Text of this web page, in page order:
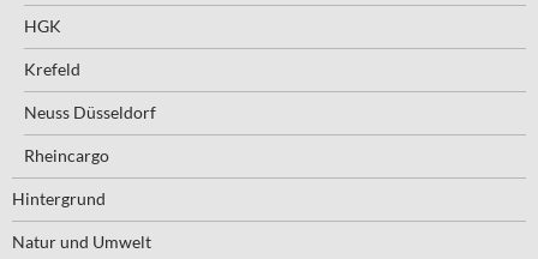
HGK
Krefeld
Neuss Düsseldorf
Rheincargo
Hintergrund
Natur und Umwelt